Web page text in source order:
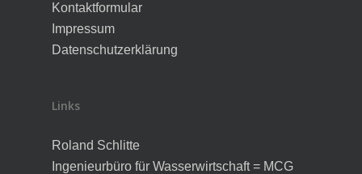
Kontaktformular
Impressum
Datenschutzerklärung
Links
Roland Schlitte
Ingenieurbüro für Wasserwirtschaft = MCG